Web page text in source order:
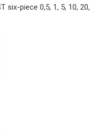
six-piece 0,5, 1, 5, 10, 20,